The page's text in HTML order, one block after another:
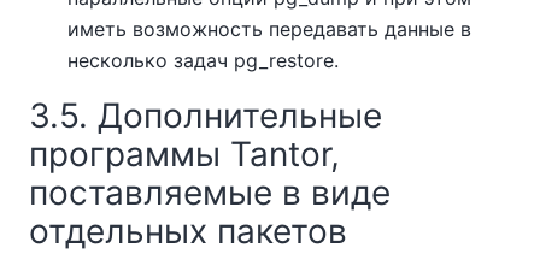
иметь возможность передавать данные в
несколько задач pg_restore.
3.5. Дополнительные
программы Tantor,
поставляемые в виде
отдельных пакетов